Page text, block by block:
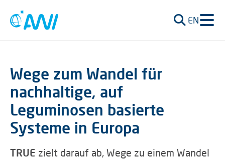
EN
Wege zum Wandel für
nachhaltige, auf
Leguminosen basierte
Systeme in Europa
TRUE zielt darauf ab, Wege zu einem Wandel